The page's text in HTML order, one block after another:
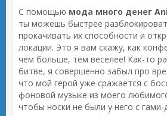
С помощью мода много денег
ты можешь быстрее
прокачивать их способности и
локации. Это я вам скажу, как
чем больше, тем веселее! Как-то
битве, я совершенно забыл про
что мой герой уже сражается с
фоновой музыке из моего
чтобы носки не были у него с